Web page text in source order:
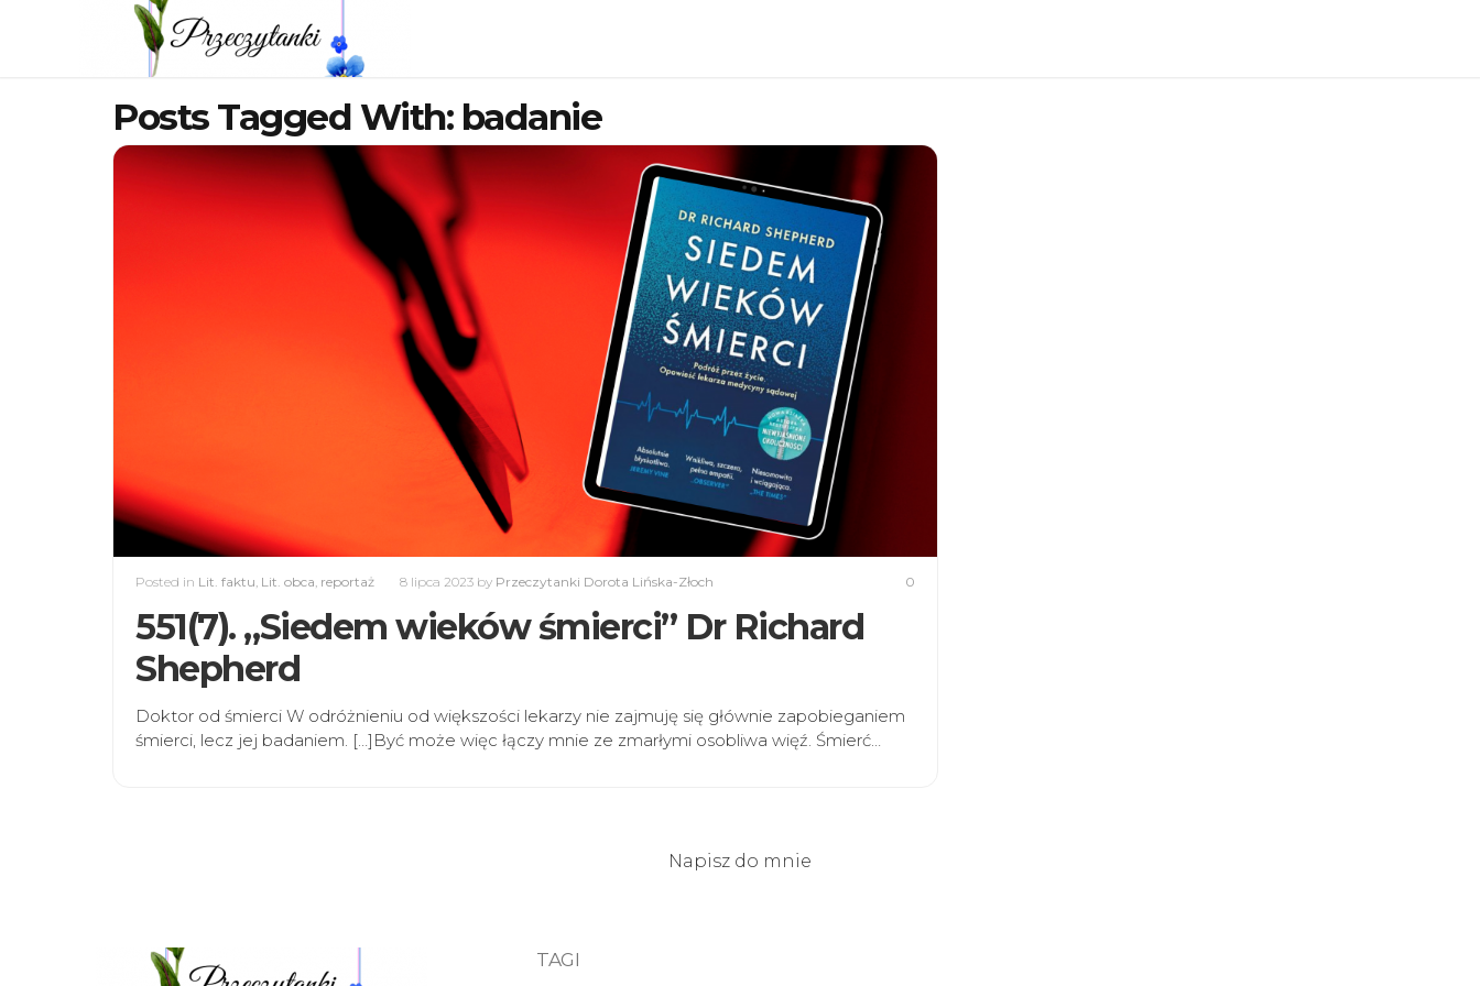
Posts Tagged With: badanie
0
Posted in Lit. faktu, Lit. obca, reportaż 8 lipca 2023 by Przeczytanki Dorota Lińska-Złoch
551(7). „Siedem wieków śmierci” Dr Richard
Shepherd
Doktor od śmierci W odróżnieniu od większości lekarzy nie zajmuję się głównie zapobieganiem
śmierci, lecz jej badaniem. […]Być może więc łączy mnie ze zmarłymi osobliwa więź. Śmierć…
Napisz do mnie
TAGI